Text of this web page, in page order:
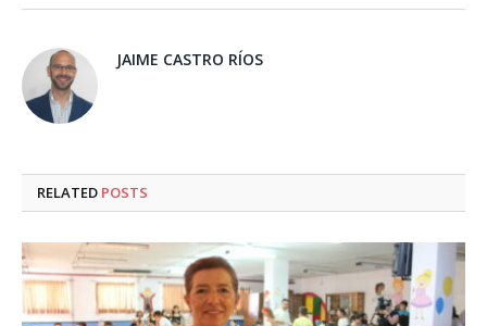
JAIME CASTRO RÍOS
RELATED POSTS